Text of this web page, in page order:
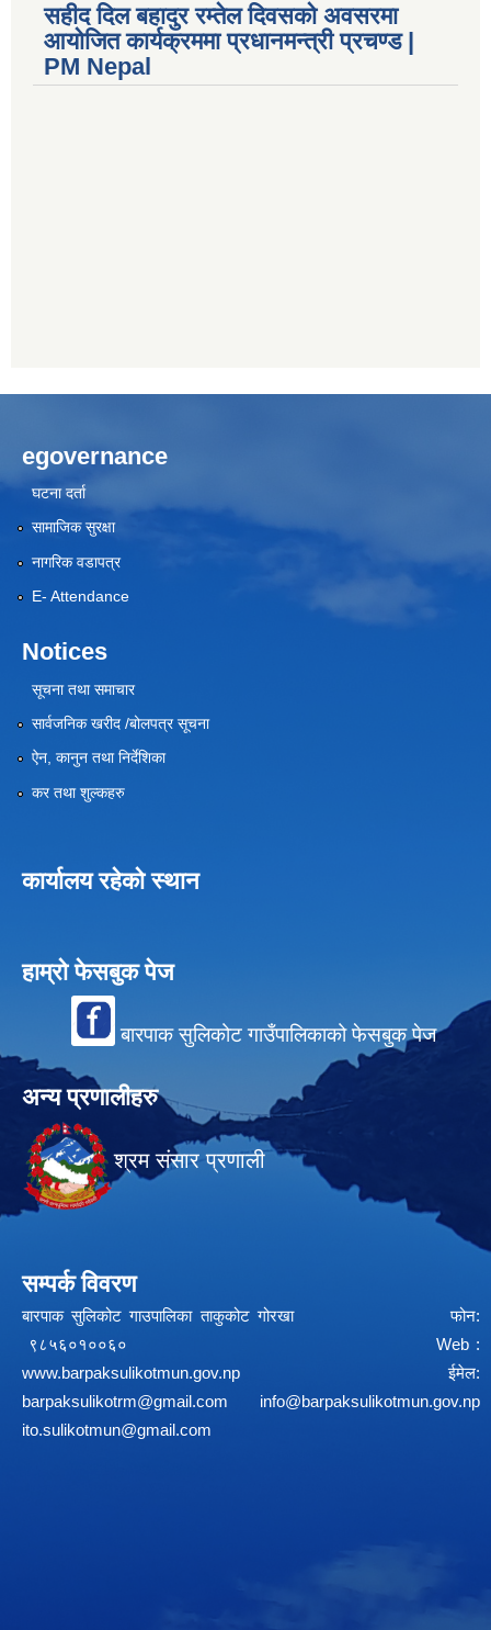
सहीद दिल बहादुर रम्तेल दिवसको अवसरमा
आयोजित कार्यक्रममा प्रधानमन्त्री प्रचण्ड |
PM Nepal
egovernance
घटना दर्ता
सामाजिक सुरक्षा
नागरिक वडापत्र
E- Attendance
Notices
सूचना तथा समाचार
सार्वजनिक खरीद /बोलपत्र सूचना
ऐन, कानुन तथा निर्देशिका
कर तथा शुल्कहरु
कार्यालय रहेको स्थान
हाम्रो फेसबुक पेज
बारपाक सुलिकोट गाउँपालिकाको फेसबुक पेज
अन्य प्रणालीहरु
श्रम संसार प्रणाली
सम्पर्क विवरण
बारपाक सुलिकोट गाउपालिका ताकुकोट गोरखा फोन:
९८५६०१००६० Web :
www.barpaksulikotmun.gov.np
ईमेल:
barpaksulikotrm@gmail.com
info@barpaksulikotmun.gov.np
ito.sulikotmun@gmail.com